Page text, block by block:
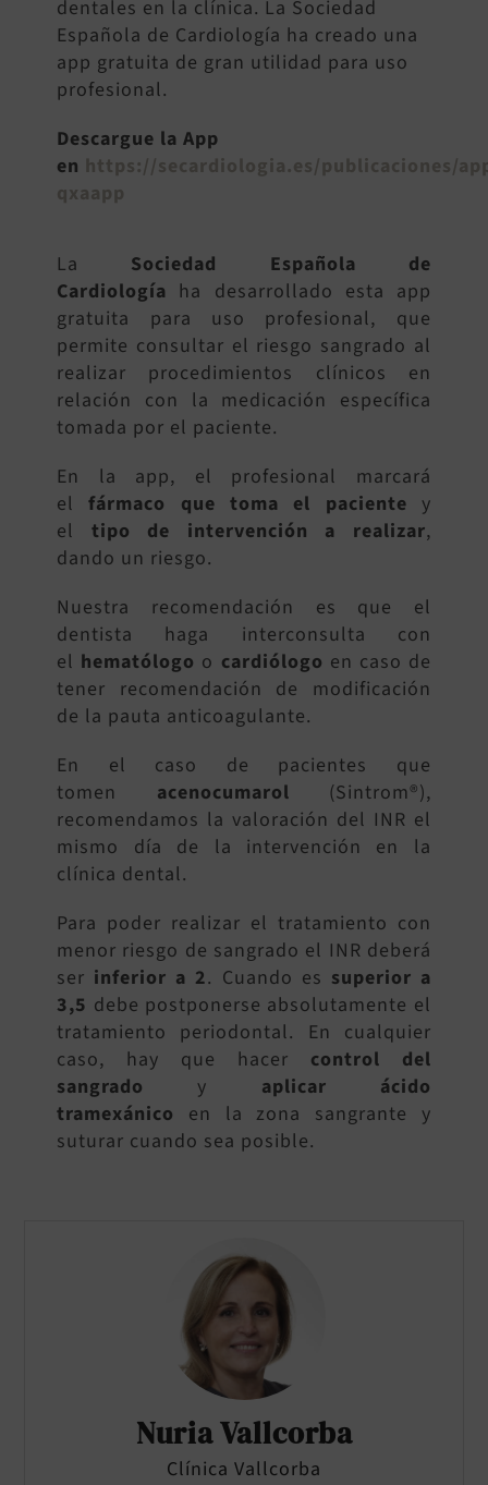
dentales en la clínica. La Sociedad
Española de Cardiología ha creado una
app gratuita de gran utilidad para uso
profesional.
Descargue la App
en https://secardiologia.es/publicaciones/
qxaapp
La Sociedad Española de
Cardiología ha desarrollado esta app
gratuita para uso profesional, que
permite consultar el riesgo sangrado al
realizar procedimientos clínicos en
relación con la medicación específica
tomada por el paciente.
En la app, el profesional marcará
el fármaco que toma el paciente y
el tipo de intervención a realizar,
dando un riesgo.
Nuestra recomendación es que el
dentista haga interconsulta con
el hematólogo o cardiólogo en caso de
tener recomendación de modificación
de la pauta anticoagulante.
En el caso de pacientes que
tomen acenocumarol (Sintrom®),
recomendamos la valoración del INR el
mismo día de la intervención en la
clínica dental.
Para poder realizar el tratamiento con
menor riesgo de sangrado el INR deberá
ser inferior a 2. Cuando es superior a
3,5 debe postponerse absolutamente el
tratamiento periodontal. En cualquier
caso, hay que hacer control del
sangrado y aplicar ácido
tramexánico en la zona sangrante y
suturar cuando sea posible.
Nuria Vallcorba
Clínica Vallcorba